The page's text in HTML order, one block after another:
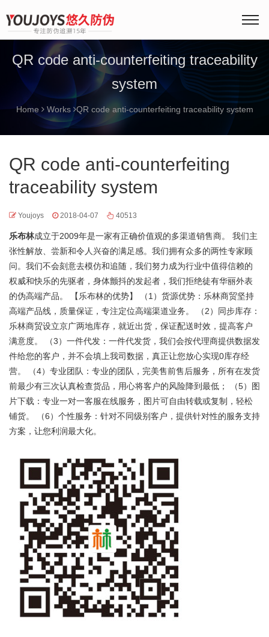
QR code anti-counterfeiting traceability
system
Home Works QR code anti-counterfeiting traceability system
QR code anti-counterfeiting
traceability system
Youjoys 2018-04-07 40513
乐布林成立于2009年是一家有正确价值观的多渠道销售商。 我们主
张性解放、尝新和令人兴奋的满足感。我们拥有众多的两性专家顾
问。我们不会刻意去模仿和追随，我们努力成为行业中值得信赖的
权威和快乐的先驱者，身体颤抖的发起者，我们拒绝徒有华丽外表
的伪高端产品。 【乐布林的优势】 （1）货源优势：乐林商贸坚持
高端产品线，质量保证，专注定位高端渠道业务。 （2）同步库存：
乐林商贸设立京广两地库存，就近出货，保证配送时效，提高客户
满意度。 （3）一件代发：一件代发货，我们会按代理商提供数据发
件给您的客户，并不会填上我司数据，真正让您放心实现0库存经
营。 （4）专业团队：专业的团队，完美售前售后服务，所有在发货
前最少有三次认真检查货品，用心将客户的风险降到最低； （5）图
片下载：专业一对一客服在线服务，图片可自由转载或复制，轻松
铺货。 （6）个性服务：针对不同级别客户，提供针对性的服务支持
方案，让您利润最大化。